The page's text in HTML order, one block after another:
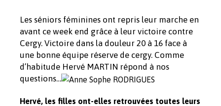
Les séniors féminines ont repris leur marche en
avant ce week end grâce à leur victoire contre
Cergy. Victoire dans la douleur 20 à 16 face à
une bonne équipe réserve de cergy. Comme
d’habitude Hervé MARTIN répond à nos
questions…
Hervé, les filles ont-elles retrouvées toutes leurs